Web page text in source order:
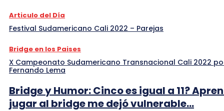
Articulo del Día
Festival Sudamericano Cali 2022 – Parejas
Bridge en los Paises
X Campeonato Sudamericano Transnacional Cali 2022
Fernando Lema
Bridge y Humor: Cinco es igual a 11?
jugar al bridge me dejó vulnerable…